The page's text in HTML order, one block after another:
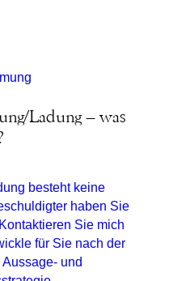
Ladung – was
besteht keine
haben Sie
Sie mich
für Sie nach der
und